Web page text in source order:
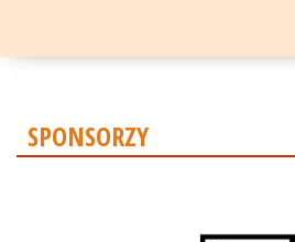
SPONSORZY